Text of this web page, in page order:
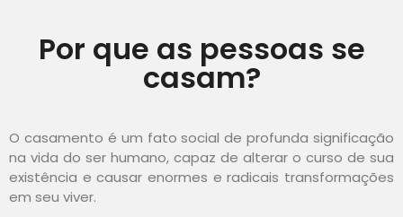
Por que as pessoas se
casam?
O casamento é um fato social de profunda significação
na vida do ser humano, capaz de alterar o curso de sua
existência e causar enormes e radicais transformações
em seu viver.